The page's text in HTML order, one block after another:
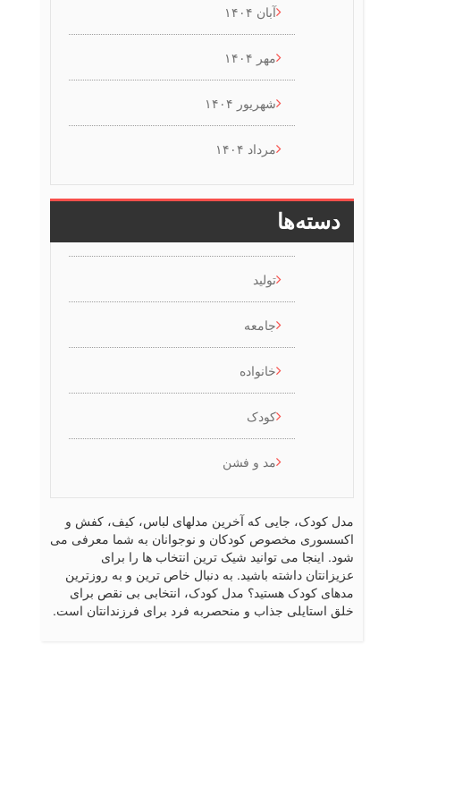
آبان ۱۴۰۴
مهر ۱۴۰۴
شهریور ۱۴۰۴
مرداد ۱۴۰۴
دسته‌ها
تولید
جامعه
خانواده
کودک
مد و فشن
مدل کودک، جایی که آخرین مدلهای لباس، کیف، کفش و
اکسسوری مخصوص کودکان و نوجوانان به شما معرفی می
شود. اینجا می توانید شیک ترین انتخاب ها را برای
عزیزانتان داشته باشید. به دنبال خاص ترین و به روزترین
مدهای کودک هستید؟ مدل کودک، انتخابی بی نقص برای
خلق استایلی جذاب و منحصربه فرد برای فرزندانتان است.